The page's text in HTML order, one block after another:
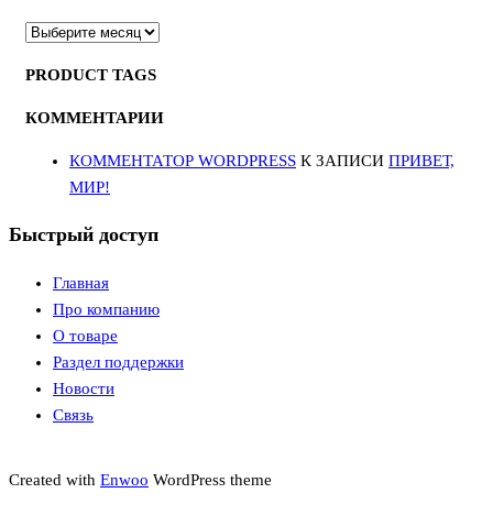
АРХИВЫ
PRODUCT TAGS
КОММЕНТАРИИ
КОММЕНТАТОР WORDPRESS К ЗАПИСИ ПРИВЕТ,
МИР!
Быстрый доступ
Главная
Про компанию
О товаре
Раздел поддержки
Новости
Связь
Created with Enwoo WordPress theme